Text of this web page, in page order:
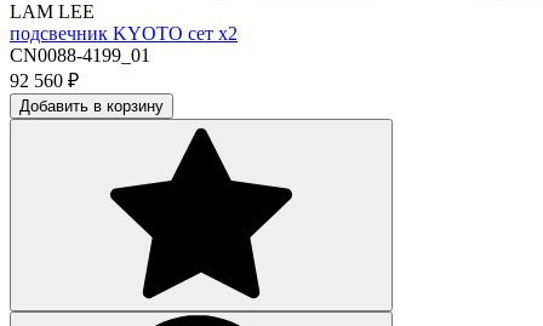
LAM LEE
подсвечник KYOTO сет х2
CN0088-4199_01
92 560 ₽
Добавить в корзину